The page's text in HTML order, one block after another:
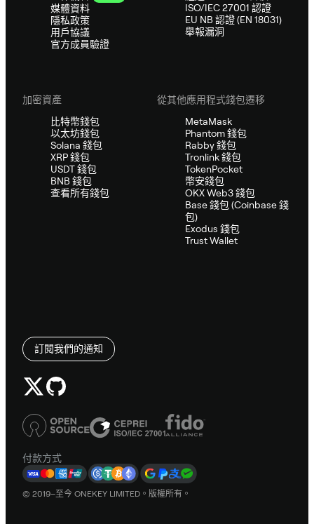
媒體資料
隱私政策
用戶協議
官方成員驗證
ISO/IEC 27001 認證
EU NB 認證 (EN 18031)
舉報漏洞
加密資產
比特幣錢包
以太坊錢包
Solana 錢包
XRP 錢包
USDT 錢包
BNB 錢包
查看所有錢包
從其他應用程式錢包遷移
MetaMask
Phantom 錢包
Rabby 錢包
Tronlink 錢包
TokenPocket
幣安錢包
OKX Web3 錢包
Base 錢包 (Coinbase 錢
包)
Exodus 錢包
Trust Wallet
訂閱我們的通知
付款方式
© 2019–至今 ONEKEY LIMITED。版權所有。